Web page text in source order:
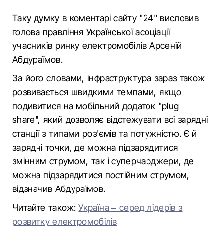
Таку думку в коментарі сайту "24" висловив
голова правління Української асоціації
учасників ринку електромобілів Арсеній
Абдураїмов.
За його словами, інфраструктура зараз також
розвивається швидкими темпами, якщо
подивитися на мобільний додаток "plug
share", який дозволяє відстежувати всі зарядні
станції з типами роз'ємів та потужністю. Є й
зарядні точки, де можна підзарядитися
змінним струмом, так і суперчарджери, де
можна підзарядитися постійним струмом,
відзначив Абдураїмов.
Читайте також:Україна – серед лідерів з
розвитку електромобілів